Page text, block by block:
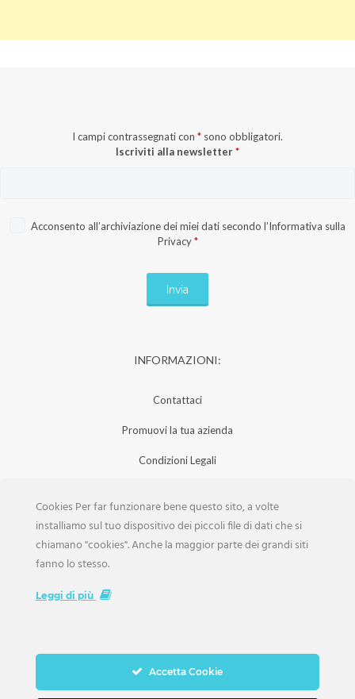
I campi contrassegnati con * sono obbligatori.
Iscriviti alla newsletter*
Acconsento all’archiviazione dei miei dati secondo l’Informativa sulla
Privacy *
INFORMAZIONI:
Contattaci
Promuovi la tua azienda
Condizioni Legali
Iscrizione Aziende
Scarica la Rivista
Cookies Per far funzionare bene questo sito, a volte
installiamo sul tuo dispositivo dei piccoli file di dati che si
chiamano "cookies". Anche la maggior parte dei grandi siti
fanno lo stesso.
Leggi di più
Accetta Cookie